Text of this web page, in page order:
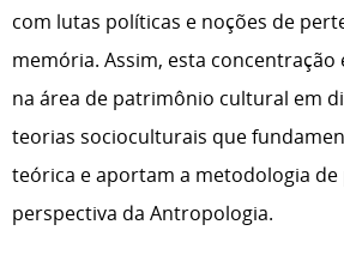
com lutas políticas e noções de
memória. Assim, esta concentração
na área de patrimônio cultural em
teorias socioculturais que
teórica e aportam a metodologia de
perspectiva da Antropologia.